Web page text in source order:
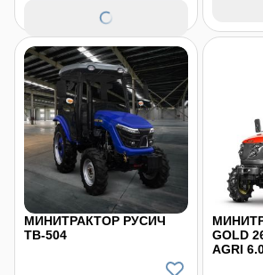
МИНИТРАКТОР РУСИЧ
ТB-504
GOLD
AGRI